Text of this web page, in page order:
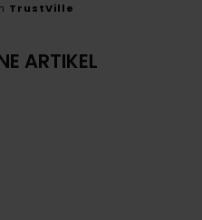
TrustVille
ARTIKEL